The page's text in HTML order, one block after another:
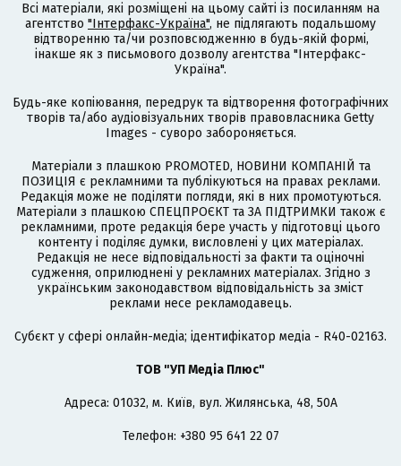
Всі матеріали, які розміщені на цьому сайті із посиланням на
агентство "Інтерфакс-Україна", не підлягають подальшому
відтворенню та/чи розповсюдженню в будь-якій формі,
інакше як з письмового дозволу агентства "Інтерфакс-
Україна".
Будь-яке копіювання, передрук та відтворення фотографічних
творів та/або аудіовізуальних творів правовласника Getty
Images - суворо забороняється.
Матеріали з плашкою PROMOTED, НОВИНИ КОМПАНІЙ та
ПОЗИЦІЯ є рекламними та публікуються на правах реклами.
Редакція може не поділяти погляди, які в них промотуються.
Матеріали з плашкою СПЕЦПРОЄКТ та ЗА ПІДТРИМКИ також є
рекламними, проте редакція бере участь у підготовці цього
контенту і поділяє думки, висловлені у цих матеріалах.
Редакція не несе відповідальності за факти та оціночні
судження, оприлюднені у рекламних матеріалах. Згідно з
українським законодавством відповідальність за зміст
реклами несе рекламодавець.
Cубєкт у сфері онлайн-медіа; ідентифікатор медіа - R40-02163.
ТОВ "УП Медіа Плюс"
Адреса: 01032, м. Київ, вул. Жилянська, 48, 50А
Телефон: +380 95 641 22 07